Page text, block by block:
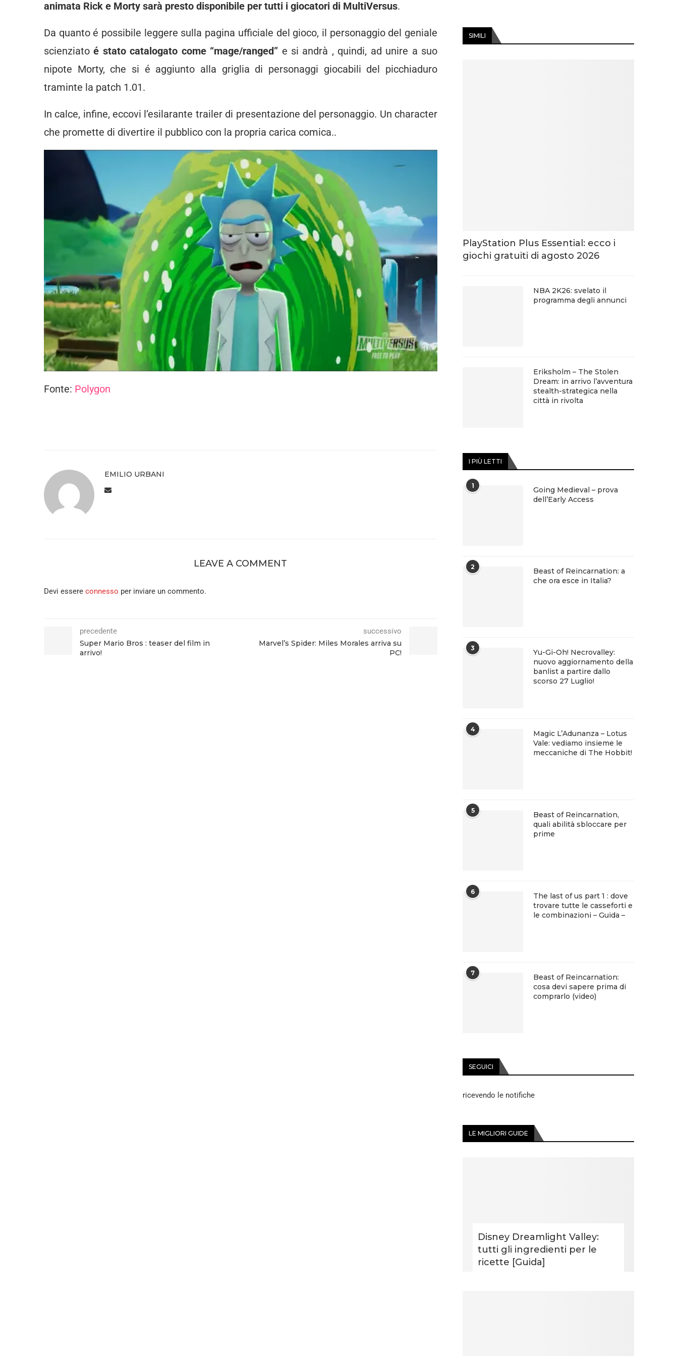
animata Rick e Morty sarà presto disponibile per tutti i giocatori di MultiVersus.
Da quanto é possibile leggere sulla pagina ufficiale del gioco, il personaggio del geniale
scienziato é stato catalogato come “mage/ranged” e si andrà , quindi, ad unire a suo
nipote Morty, che si é aggiunto alla griglia di personaggi giocabili del picchiaduro
traminte la patch 1.01.
In calce, infine, eccovi l’esilarante trailer di presentazione del personaggio. Un character
che promette di divertire il pubblico con la propria carica comica..
Fonte: Polygon
EMILIO URBANI
LEAVE A COMMENT
Devi essere connesso per inviare un commento.
precedente
Super Mario Bros : teaser del film in
arrivo!
successivo
Marvel’s Spider: Miles Morales arriva su
PC!
SIMILI
PlayStation Plus Essential: ecco i
giochi gratuiti di agosto 2026
NBA 2K26: svelato il
programma degli annunci
Eriksholm – The Stolen
Dream: in arrivo l’avventura
stealth-strategica nella
città in rivolta
I PIÙ LETTI
1
Going Medieval – prova
dell’Early Access
2
Beast of Reincarnation: a
che ora esce in Italia?
3
Yu-Gi-Oh! Necrovalley:
nuovo aggiornamento della
banlist a partire dallo
scorso 27 Luglio!
4
Magic L’Adunanza – Lotus
Vale: vediamo insieme le
meccaniche di The Hobbit!
5
Beast of Reincarnation,
quali abilità sbloccare per
prime
6
The last of us part 1 : dove
trovare tutte le casseforti e
le combinazioni – Guida –
7
Beast of Reincarnation:
cosa devi sapere prima di
comprarlo (video)
SEGUICI
ricevendo le notifiche
LE MIGLIORI GUIDE
Disney Dreamlight Valley:
tutti gli ingredienti per le
ricette [Guida]